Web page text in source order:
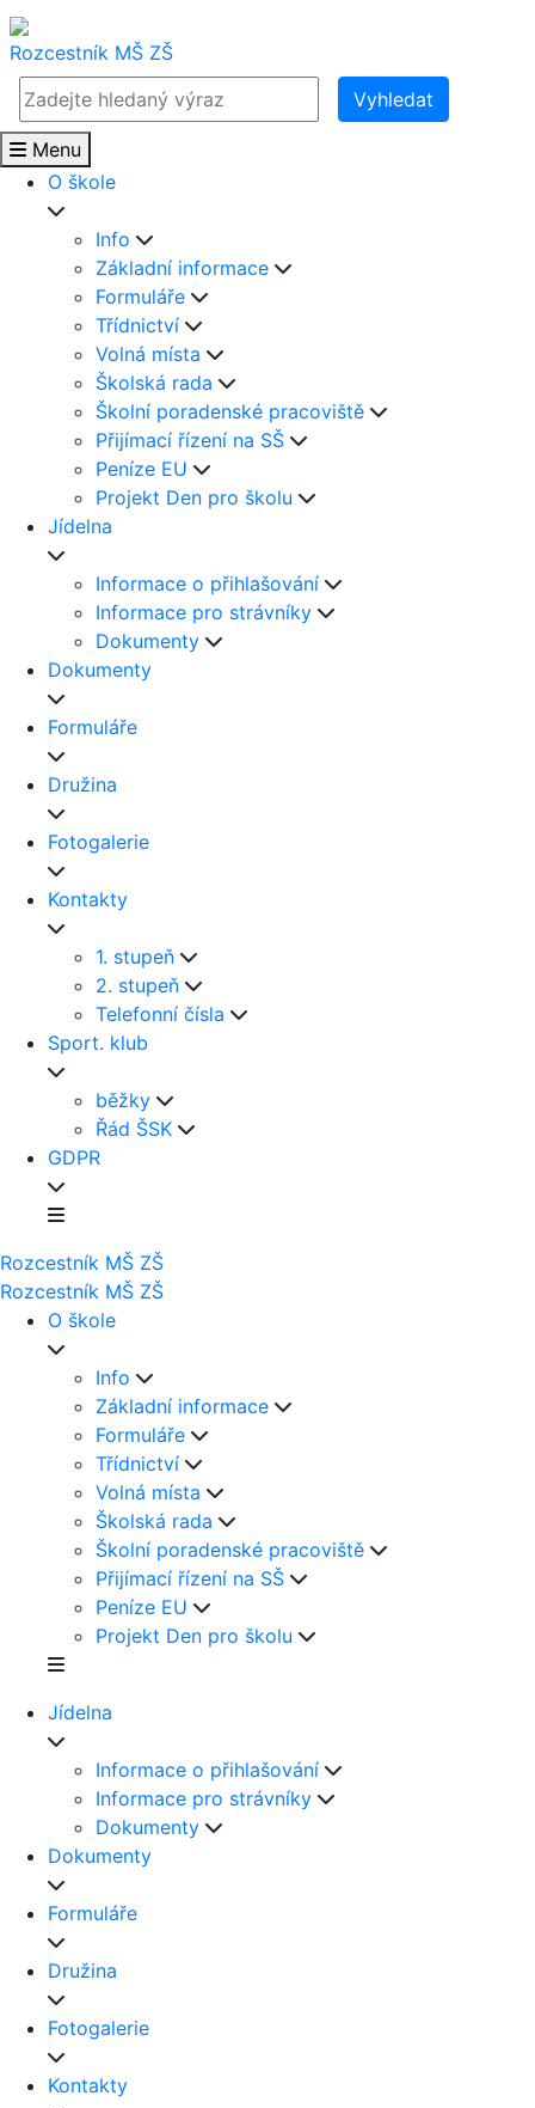
Rozcestník MŠ ZŠ
Vyhledat
Menu
O škole
Info
Základní informace
Formuláře
Třídnictví
Volná místa
Školská rada
Školní poradenské pracoviště
Přijímací řízení na SŠ
Peníze EU
Projekt Den pro školu
Jídelna
Informace o přihlašování
Informace pro strávníky
Dokumenty
Dokumenty
Formuláře
Družina
Fotogalerie
Kontakty
1. stupeň
2. stupeň
Telefonní čísla
Sport. klub
běžky
Řád ŠSK
GDPR
Rozcestník MŠ ZŠ
Rozcestník MŠ ZŠ
O škole
Info
Základní informace
Formuláře
Třídnictví
Volná místa
Školská rada
Školní poradenské pracoviště
Přijímací řízení na SŠ
Peníze EU
Projekt Den pro školu
Jídelna
Informace o přihlašování
Informace pro strávníky
Dokumenty
Dokumenty
Formuláře
Družina
Fotogalerie
Kontakty